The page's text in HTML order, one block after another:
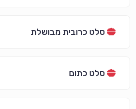
סלט כרובית מבושלת
סלט כתום